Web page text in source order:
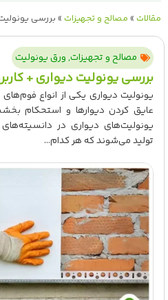
مقالات» مصالح و تجهیزات» بررسی یونولیت
مصالح و تجهیزات,ورق یونولیت
بررسی یونولیت دیواری +
یونولیت دیواری یکی از انواع فوم‌های
عایق کردن دیوارها و استحکام
یونولیت‌های دیواری در
تولید می‌شوند که هر کدام...